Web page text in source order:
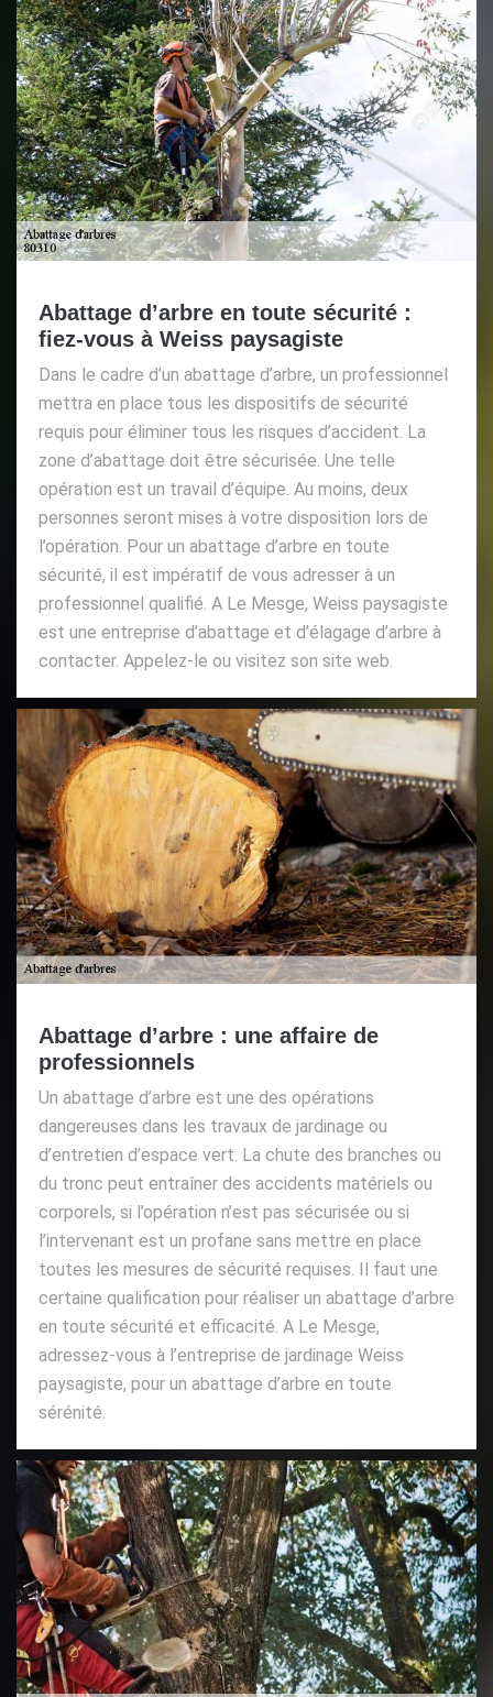
Abattage d’arbre en toute sécurité :
fiez-vous à Weiss paysagiste
Dans le cadre d’un abattage d’arbre, un professionnel
mettra en place tous les dispositifs de sécurité
requis pour éliminer tous les risques d’accident. La
zone d’abattage doit être sécurisée. Une telle
opération est un travail d’équipe. Au moins, deux
personnes seront mises à votre disposition lors de
l’opération. Pour un abattage d’arbre en toute
sécurité, il est impératif de vous adresser à un
professionnel qualifié. A Le Mesge, Weiss paysagiste
est une entreprise d’abattage et d’élagage d’arbre à
contacter. Appelez-le ou visitez son site web.
Abattage d’arbre : une affaire de
professionnels
Un abattage d’arbre est une des opérations
dangereuses dans les travaux de jardinage ou
d’entretien d’espace vert. La chute des branches ou
du tronc peut entraîner des accidents matériels ou
corporels, si l’opération n’est pas sécurisée ou si
l’intervenant est un profane sans mettre en place
toutes les mesures de sécurité requises. Il faut une
certaine qualification pour réaliser un abattage d’arbre
en toute sécurité et efficacité. A Le Mesge,
adressez-vous à l’entreprise de jardinage Weiss
paysagiste, pour un abattage d’arbre en toute
sérénité.